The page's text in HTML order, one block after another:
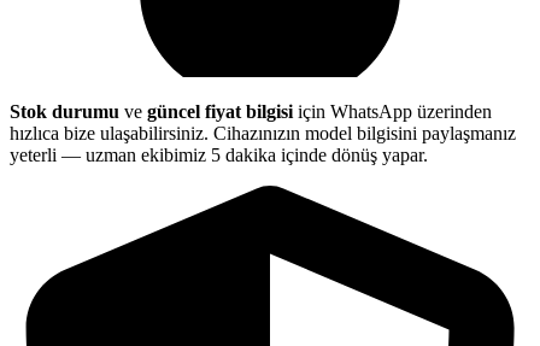
Stok durumu ve güncel fiyat bilgisi için WhatsApp üzerinden
hızlıca bize ulaşabilirsiniz. Cihazınızın model bilgisini paylaşmanız
yeterli — uzman ekibimiz 5 dakika içinde dönüş yapar.